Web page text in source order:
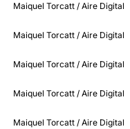
Maiquel Torcatt / Aire Digital
Maiquel Torcatt / Aire Digital
Maiquel Torcatt / Aire Digital
Maiquel Torcatt / Aire Digital
Maiquel Torcatt / Aire Digital